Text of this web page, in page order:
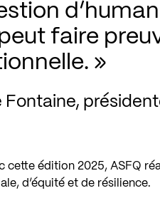
faire
Fontaine,
cette édition 2025, ASFQ
d’équité et de résilience.